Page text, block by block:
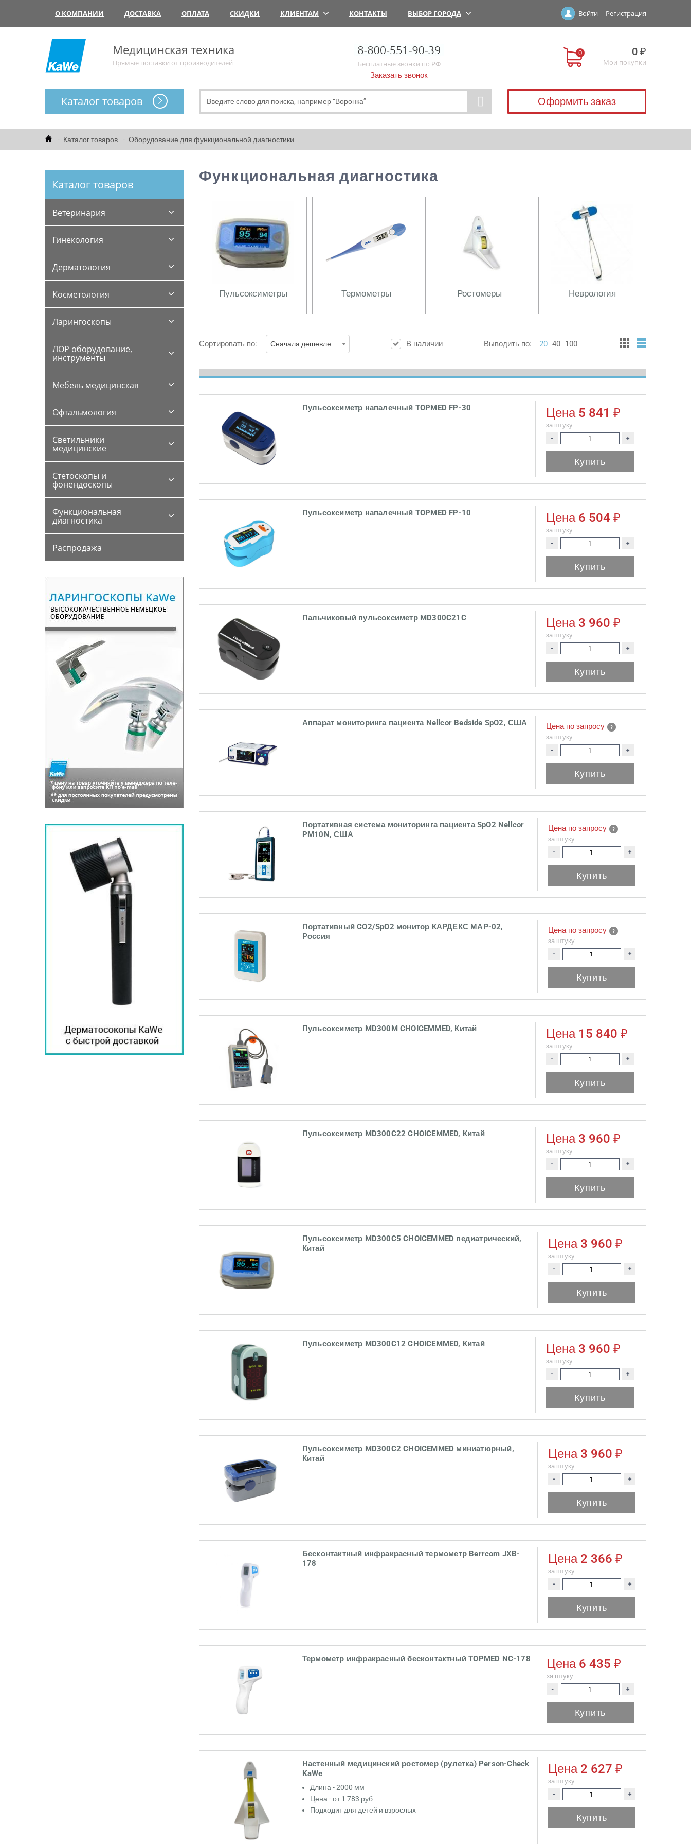
О КОМПАНИИ ДОСТАВКА ОПЛАТА СКИДКИ КЛИЕНТАМ КОНТАКТЫ ВЫБОР ГОРОДА Войти Регистрация
Медицинская техника
Прямые поставки от производителей
Бесплатные звонки по РФ
Заказать звонок
0 ₽
Мои покупки
Каталог товаров Оформить заказ
Каталог товаров Оборудование для функциональной диагностики
Каталог товаров
Ветеринария
Гинекология
Дерматология
Косметология
Ларингоскопы
ЛОР оборудование,
инструменты
Мебель медицинская
Офтальмология
Светильники
медицинские
Стетоскопы и
фонендоскопы
Функциональная
диагностика
Распродажа
Функциональная диагностика
Пульсоксиметры Термометры Ростомеры Неврология
Сортировать по: Сначала дешевле В наличии Выводить по: 20 40 100
Пульсоксиметр напалечный TOPMED FP-30 Цена 5 841 ₽
за штуку
- +
Купить
Пульсоксиметр напалечный TOPMED FP-10 Цена 6 504 ₽
за штуку
- +
Купить
Пальчиковый пульсоксиметр MD300C21C Цена 3 960 ₽
за штуку
- +
Купить
Аппарат мониторинга пациента Nellcor Bedside SpO2, США Цена по запросу
за штуку
- +
Купить
Портативная система мониторинга пациента SpO2 Nellcor
PM10N, США
Цена по запросу
за штуку
- +
Купить
Портативный CO2/SpO2 монитор КАРДЕКС МАР-02,
Россия
Цена по запросу
за штуку
- +
Купить
Пульсоксиметр MD300M CHOICEMMED, Китай Цена 15 840 ₽
за штуку
- +
Купить
Пульсоксиметр MD300C22 CHOICEMMED, Китай Цена 3 960 ₽
за штуку
- +
Купить
Пульсоксиметр MD300C5 CHOICEMMED педиатрический,
Китай
Цена 3 960 ₽
за штуку
- +
Купить
Пульсоксиметр MD300C12 CHOICEMMED, Китай Цена 3 960 ₽
за штуку
- +
Купить
Пульсоксиметр MD300C2 CHOICEMMED миниатюрный,
Китай
Цена 3 960 ₽
за штуку
- +
Купить
Бесконтактный инфракрасный термометр Berrcom JXB-
178
Цена 2 366 ₽
за штуку
- +
Купить
Термометр инфракрасный бесконтактный TOPMED NC-178 Цена 6 435 ₽
за штуку
- +
Купить
Настенный медицинский ростомер (рулетка) Person-Check
KaWe
Длина - 2000 мм
Цена - от 1 783 руб
Подходит для детей и взрослых
Цена 2 627 ₽
за штуку
- +
Купить